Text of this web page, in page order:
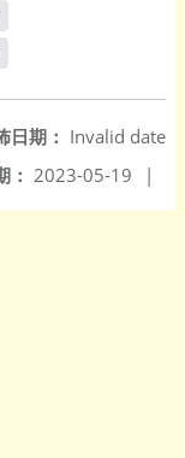
日期： Invalid date
： 2023-05-19 |